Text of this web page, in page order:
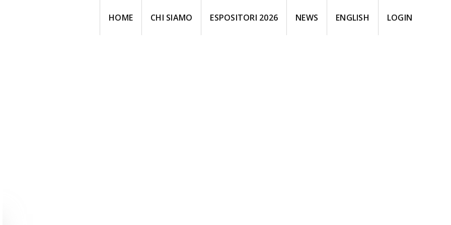
HOME CHI SIAMO ESPOSITORI 2026 NEWS ENGLISH LOGIN